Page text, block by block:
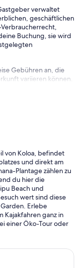
verwaltet
geschäftlichen
Buchung, sie wird
Gebühren an, die
variieren können.
von Koloa, befindet
und direkt am
Plantage zählen zu
du hier die
Beach und
wert sind diese
Erlebe
Kajakfahren ganz in
einer Öko-Tour oder